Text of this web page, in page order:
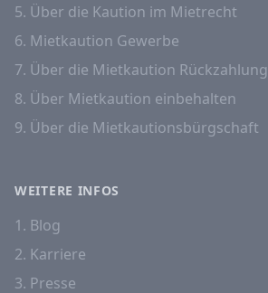
5. Über die Kaution im Mietrecht
6. Mietkaution Gewerbe
7. Über die Mietkaution Rückzahlung
8. Über Mietkaution einbehalten
9. Über die Mietkautionsbürgschaft
WEITERE INFOS
1. Blog
2. Karriere
3. Presse